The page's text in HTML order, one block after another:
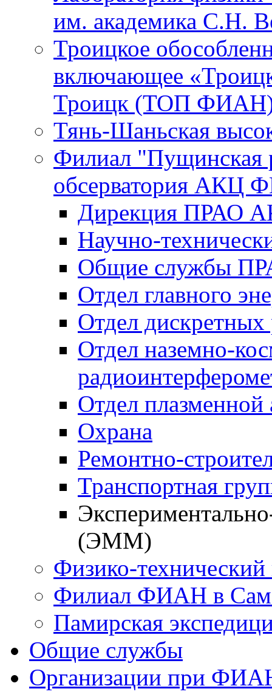
им. академика С.Н.
Троицкое
включающее
Троицк (ТОП
Тянь-Шаньская
Филиал "Пущинская
обсерватория АКЦ
Дирекция ПРАО
Научно-
Общие службы
Отдел главного
Отдел дискретных
Отдел наземно-
Отдел плазменной
Охрана
Ремонтно-
Транспортная
(ЭММ)
Физико-
Филиал ФИАН в
Памирская
Общие службы
Организации при